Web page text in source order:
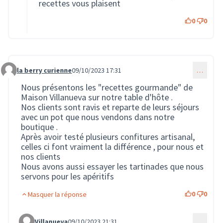
recettes vous plaisent
0 0
Commentaire 1730
la berry curienne09/10/2023 17:31 …
Nous présentons les "recettes gourmande" de
Maison Villanueva sur notre table d'hôte .
Nos clients sont ravis et reparte de leurs séjours
avec un pot que nous vendons dans notre
boutique .
Après avoir testé plusieurs confitures artisanal,
celles ci font vraiment la différence , pour nous et
nos clients
Nous avons aussi essayer les tartinades que nous
servons pour les apéritifs
Masquer la réponse 0 0